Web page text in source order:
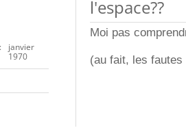
janvier
1970
l'espace??
Moi pas
(au fait, les